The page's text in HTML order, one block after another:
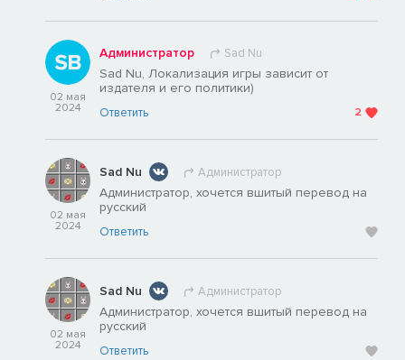
02 мая
2024
Администратор Sad Nu
Sad Nu, Локализация игры зависит от
издателя и его политики)
Ответить 2
02 мая
2024
Sad Nu Администратор
Администратор, хочется вшитый перевод на
русский
Ответить
02 мая
2024
Sad Nu Администратор
Администратор, хочется вшитый перевод на
русский
Ответить